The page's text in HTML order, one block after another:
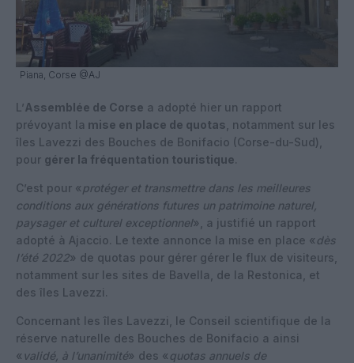
Piana, Corse @AJ
L’Assemblée de Corse a adopté hier un rapport
prévoyant la mise en place de quotas , notamment sur les
îles Lavezzi des Bouches de Bonifacio (Corse-du-Sud),
pour gérer la fréquentation touristique.
C’est pour « protéger et transmettre dans les meilleures
conditions aux générations futures un patrimoine naturel,
paysager et culturel exceptionnel», a justifié un rapport
adopté à Ajaccio. Le texte annonce la mise en place « dès
l’été 2022» de quotas pour gérer gérer le flux de visiteurs,
notamment sur les sites de Bavella, de la Restonica, et
des îles Lavezzi.
Concernant les îles Lavezzi, le Conseil scientifique de la
réserve naturelle des Bouches de Bonifacio a ainsi
« validé, à l’unanimité» des « quotas annuels de